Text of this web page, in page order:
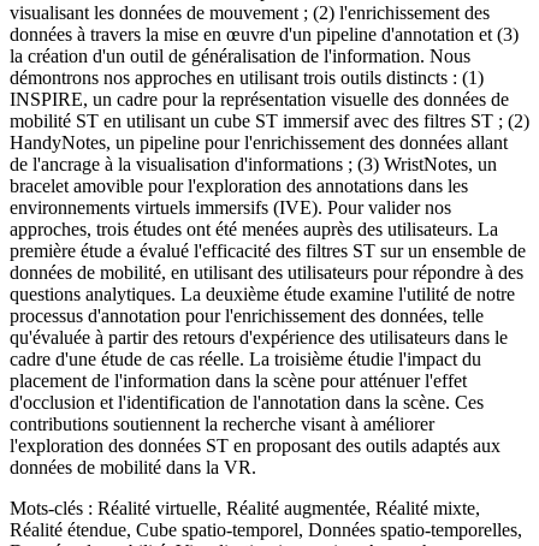
visualisant les données de mouvement ; (2) l'enrichissement des
données à travers la mise en œuvre d'un pipeline d'annotation et (3)
la création d'un outil de généralisation de l'information. Nous
démontrons nos approches en utilisant trois outils distincts : (1)
INSPIRE, un cadre pour la représentation visuelle des données de
mobilité ST en utilisant un cube ST immersif avec des filtres ST ; (2)
HandyNotes, un pipeline pour l'enrichissement des données allant
de l'ancrage à la visualisation d'informations ; (3) WristNotes, un
bracelet amovible pour l'exploration des annotations dans les
environnements virtuels immersifs (IVE). Pour valider nos
approches, trois études ont été menées auprès des utilisateurs. La
première étude a évalué l'efficacité des filtres ST sur un ensemble de
données de mobilité, en utilisant des utilisateurs pour répondre à des
questions analytiques. La deuxième étude examine l'utilité de notre
processus d'annotation pour l'enrichissement des données, telle
qu'évaluée à partir des retours d'expérience des utilisateurs dans le
cadre d'une étude de cas réelle. La troisième étudie l'impact du
placement de l'information dans la scène pour atténuer l'effet
d'occlusion et l'identification de l'annotation dans la scène. Ces
contributions soutiennent la recherche visant à améliorer
l'exploration des données ST en proposant des outils adaptés aux
données de mobilité dans la VR.
Mots-clés : Réalité virtuelle, Réalité augmentée, Réalité mixte,
Réalité étendue, Cube spatio-temporel, Données spatio-temporelles,